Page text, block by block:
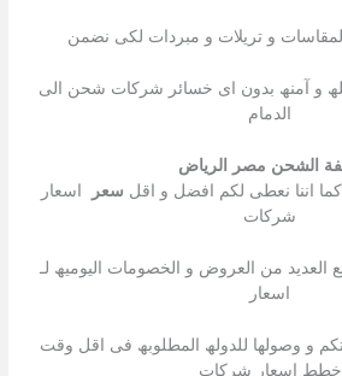
و تریلات و مبردات لكى نضمن
و آمنھ بدون اى خسائر شركات شحن الى
الدمام
الشحن مصر الرياض
كما اننا نعطى لكم افضل و اقل سعر
اسعار
شركات
العدید من العروض و الخصومات الیومیھ لـ
اسعار
و وصولھا للدولھ المطلوبھ فى اقل وقت
خطط اسعار شركات